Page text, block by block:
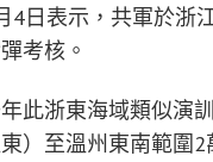
4日表示，共軍於浙
考核。
此浙東海域類似演
）至溫州東南範圍